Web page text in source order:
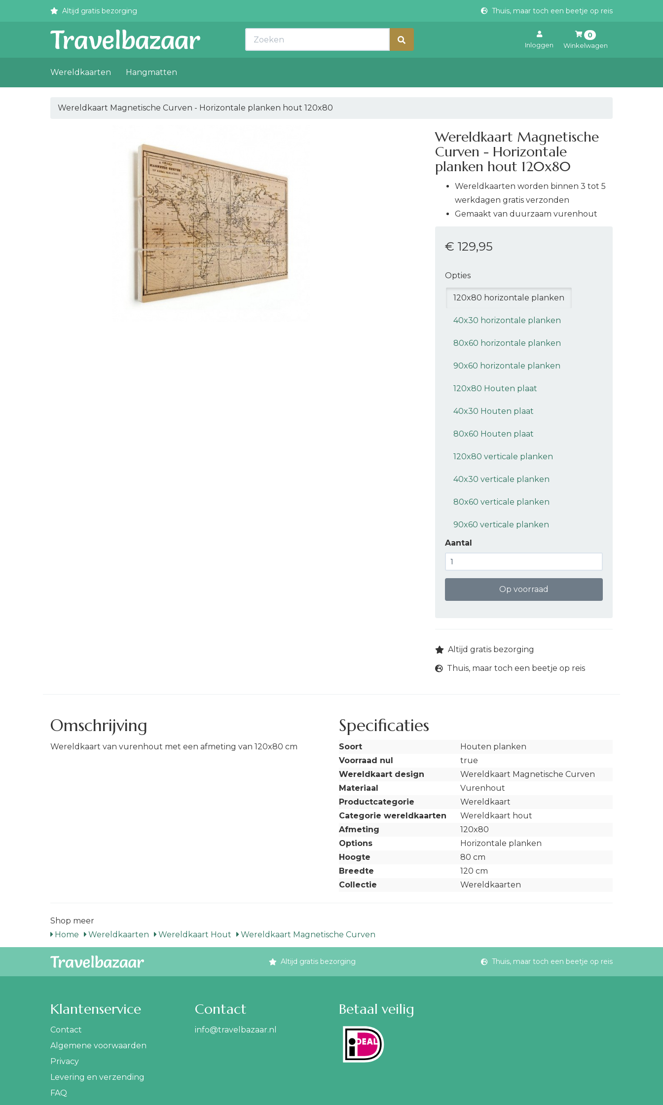
Altijd gratis bezorging Thuis, maar toch een beetje op reis
Zoeken
Inloggen
0
Winkelwagen
Wereldkaarten Hangmatten
Wereldkaart Magnetische Curven - Horizontale planken hout 120x80
Wereldkaart Magnetische
Curven - Horizontale
planken hout 120x80
Wereldkaarten worden binnen 3 tot 5
werkdagen gratis verzonden
Gemaakt van duurzaam vurenhout
€ 129,95
Opties
120x80 horizontale planken
40x30 horizontale planken
80x60 horizontale planken
90x60 horizontale planken
120x80 Houten plaat
40x30 Houten plaat
80x60 Houten plaat
120x80 verticale planken
40x30 verticale planken
80x60 verticale planken
90x60 verticale planken
Aantal
Op voorraad
Altijd gratis bezorging
Thuis, maar toch een beetje op reis
Omschrijving
Wereldkaart van vurenhout met een afmeting van 120x80 cm
Specificaties
Soort
Houten planken
Voorraad nul
true
Wereldkaart design
Wereldkaart Magnetische Curven
Materiaal
Vurenhout
Productcategorie
Wereldkaart
Categorie wereldkaarten
Wereldkaart hout
Afmeting
120x80
Options
Horizontale planken
Hoogte
80 cm
Breedte
120 cm
Collectie
Wereldkaarten
Shop meer
Home
Wereldkaarten Wereldkaart Hout Wereldkaart Magnetische Curven
Altijd gratis bezorging Thuis, maar toch een beetje op reis
Klantenservice
Contact
Algemene voorwaarden
Privacy
Levering en verzending
FAQ
Contact
info@travelbazaar.nl
Betaal veilig